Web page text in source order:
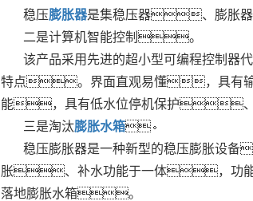
稳压膨胀器是集稳压器、膨胀器
二是计算机智能控制。
该产品采用先进的超小型可编程控制
特点。界面直观易懂，具有输
能，具有低水位停机保护
三是淘汰膨胀水箱。
稳压膨胀器是一种新型的稳压膨胀
胀、补水功能于一体，功
落地膨胀水箱。